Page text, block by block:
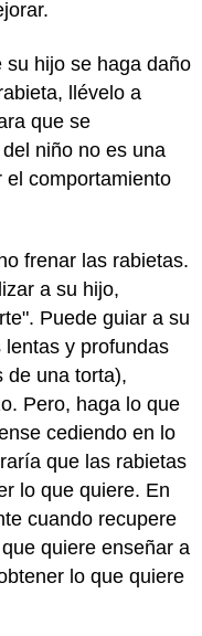
hijo se haga daño
llévelo a
que se
niño no es una
el comportamiento
frenar las rabietas.
a su hijo,
Puede guiar a su
lentas y profundas
de una torta),
Pero, haga lo que
cediendo en lo
que las rabietas
lo que quiere. En
cuando recupere
quiere enseñar a
lo que quiere